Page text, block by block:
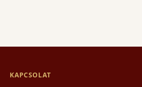
KAPCSOLAT